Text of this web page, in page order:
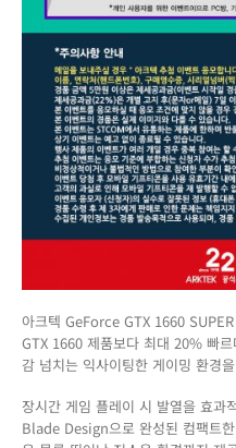
아크텍 GeForce GTX 1660
GTX 1660 제품보다 최대 20% 빠
감 넘치는 익사이팅한 게이밍 환경
장시간 게임 플레이 시 발열을 효
Blade Design으로 완성된 컴팩트